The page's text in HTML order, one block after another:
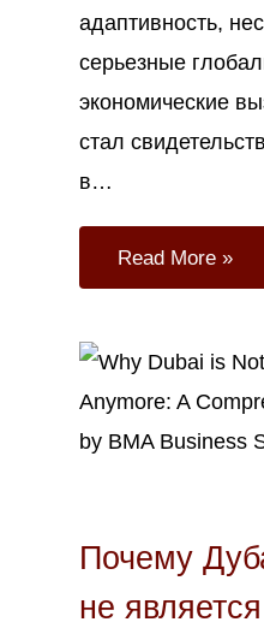
адаптивность,
серьезные
экономические
стал
в…
Read More »
Почему
не